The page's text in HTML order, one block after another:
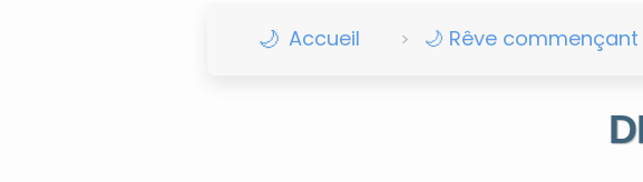
Accueil 🌙 Rêve